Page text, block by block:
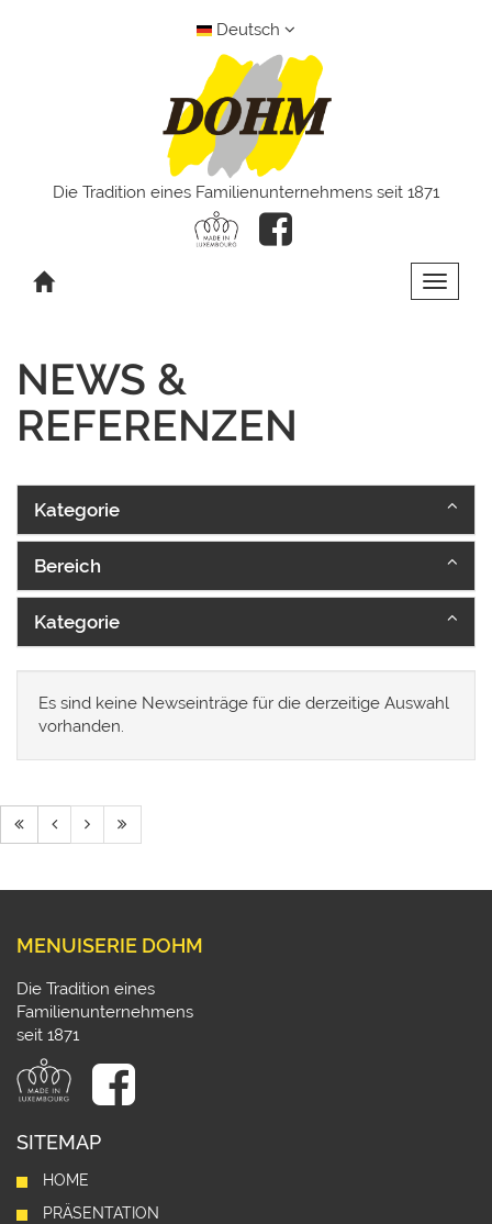
Deutsch
Die Tradition eines Familienunternehmens seit 1871
Toggle
NEWS &
REFERENZEN
Kategorie
Bereich
Kategorie
Es sind keine Newseinträge für die derzeitige Auswahl
vorhanden.
MENUISERIE DOHM
Die Tradition eines
Familienunternehmens
seit 1871
SITEMAP
HOME
PRÄSENTATION